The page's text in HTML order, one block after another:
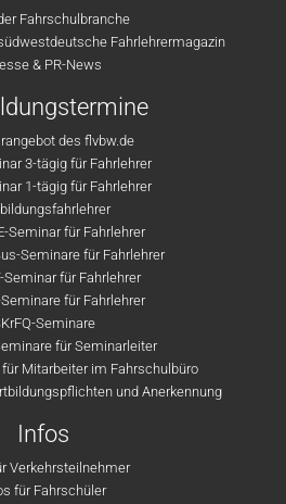
Fahrschulbranche
Fahrlehrermagazin
& PR-News
des flvbw.de
3-tägig für Fahrlehrer
1-tägig für Fahrlehrer
Seminar für Fahrlehrer
Seminare für Fahrlehrer
Seminar für Fahrlehrer
für Fahrlehrer
Seminare
für Seminarleiter
Mitarbeiter im Fahrschulbüro
und Anerkennung
Infos
Verkehrsteilnehmer
für Fahrschüler